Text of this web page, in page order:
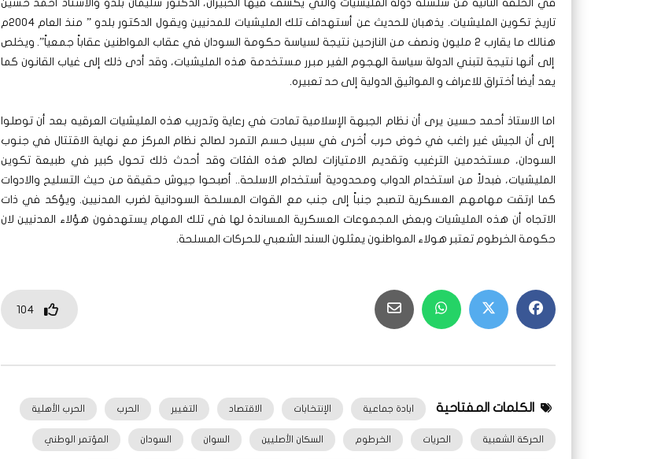
في الحلقة الثانية من سلسلة دولة المليشيات والتي يكشف فيها الخبيران، الدكتور سليمان بلدو والأستاذ أحمد حسين
تاريخ تكوين المليشيات. يذهبان للحديث عن أستهداف تلك المليشيات للمدنيين ويقول الدكتور بلدو ” منذ العام 2004م
هنالك ما يقارب 2 مليون ونصف من النازحين نتيجة لسياسة حكومة السودان في عقاب المواطنين عقاباً جمعياً”. ويخلص
إلى أنها نتيجة لتبني الدولة سياسة الهجوم الغير مبرر مستخدمة هذه المليشيات، وقد أدى ذلك إلى غياب القانون كما
يعد أيضا أختراق للاعراف و المواثيق الدولية إلى حد تعبيره.
اما الاستاذ أحمد حسين يرى أن نظام الجبهة الإسلامية تمادت في رعاية وتدريب هذه المليشيات العرقيه بعد أن توصلوا
إلى أن الجيش غير راغب في خوض حرب أخرى في سبيل حسم التمرد لصالح نظام المركز مع نهاية الاقتتال في جنوب
السودان، مستخدمين الترغيب وتقديم الامتيازات لصالح هذه الفئات وقد أحدث ذلك تحول كبير في طبيعة تكوين
المليشيات، فبدلاً من استخدام الدواب ومحدودية أستخدام الاسلحة.. أصبحوا جيوش حقيقة من حيث التسليح والادوات
كما ارتقت مهامهم العسكرية لتصبح جنباً إلى جنب مع القوات المسلحة السودانية لضرب المدنيين. ويؤكد في ذات
الاتجاه أن هذه المليشيات وبعض المجموعات العسكرية المساندة لها في تلك المهام يستهدفون هؤلاء المدنيين لان
حكومة الخرطوم تعتبر هولاء المواطنون يمثلون السند الشعبي للحركات المسلحة.
104
الكلمات المفتاحية ابادة جماعية الإنتخابات الاقتصاد التغيير الحرب الحرب الأهلية
الحركة الشعبية الحريات الخرطوم السكان الأصليين السوان السودان المؤتمر الوطني